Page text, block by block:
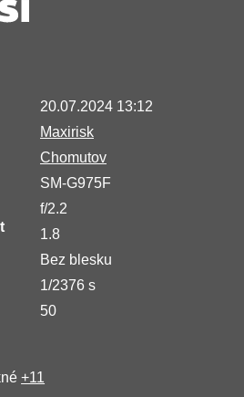
20.07.2024 13:12
Maxirisk
Chomutov
SM-G975F
f/2.2
1.8
Bez blesku
1/2376 s
50
+11